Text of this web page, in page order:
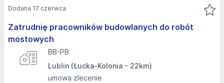
Zatrudnię pracowników budowlanych do robót
mostowych
BB-PB
Lublin (Łucka-Kolonia - 22km)
umowa zlecenie
Dodana 17 czerwca